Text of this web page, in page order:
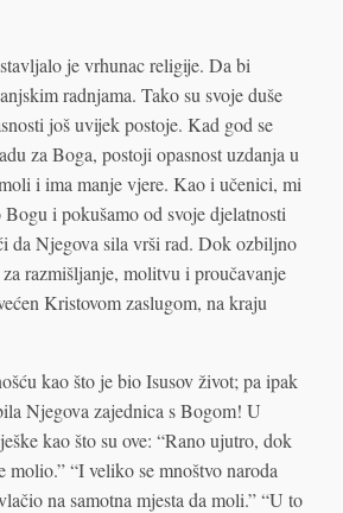
je vrhunac religije. Da bi
radnjama. Tako su svoje duše
još uvijek postoje. Kad god se
za Boga, postoji opasnost uzdanja u
i ima manje vjere. Kao i učenici, mi
i pokušamo od svoje djelatnosti
da Njegova sila vrši rad. Dok ozbiljno
razmišljanje, molitvu i proučavanje
Kristovom zaslugom, na kraju
kao što je bio Isusov život; pa ipak
Njegova zajednica s Bogom! U
kao što su ove: “Rano ujutro, dok
molio.” “I veliko se mnoštvo naroda
na samotna mjesta da moli.” “U to